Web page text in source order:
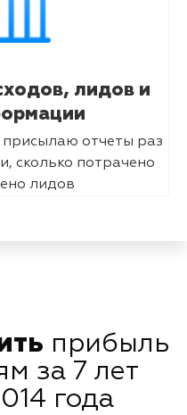
лидов и
отчеты раз
сколько потрачено
лидов
прибыль
за 7 лет
года